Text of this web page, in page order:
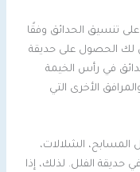
تنسيق الحدائق وفقًا
لك الحصول على حديقة
في رأس الخيمة
الأخرى التي
الشلالات،
حديقة الفلل. لذلك، إذا